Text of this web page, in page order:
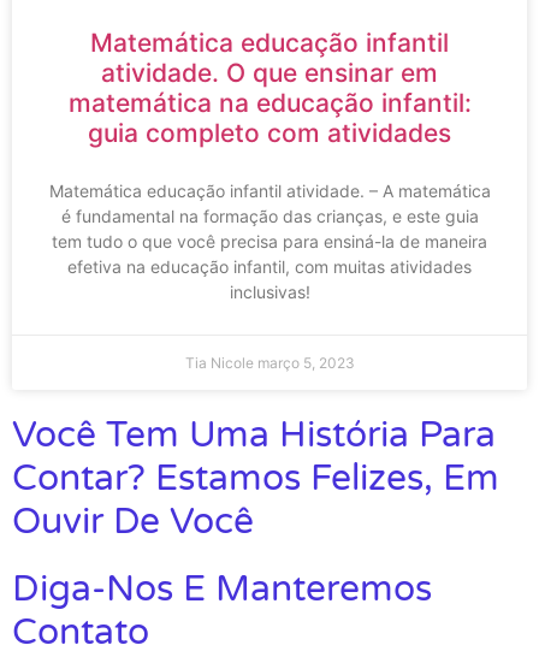
Matemática educação infantil
atividade. O que ensinar em
matemática na educação infantil:
guia completo com atividades
Matemática educação infantil atividade. – A matemática
é fundamental na formação das crianças, e este guia
tem tudo o que você precisa para ensiná-la de maneira
efetiva na educação infantil, com muitas atividades
inclusivas!
Tia Nicole março 5, 2023
Você Tem Uma História Para
Contar? Estamos Felizes, Em
Ouvir De Você
Diga-Nos E Manteremos
Contato